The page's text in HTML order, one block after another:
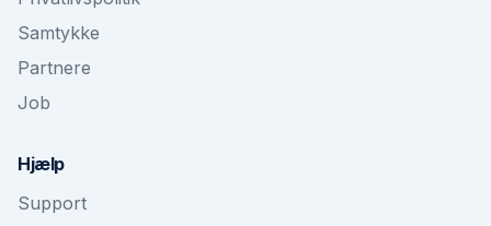
Samtykke
Partnere
Job
Hjælp
Support